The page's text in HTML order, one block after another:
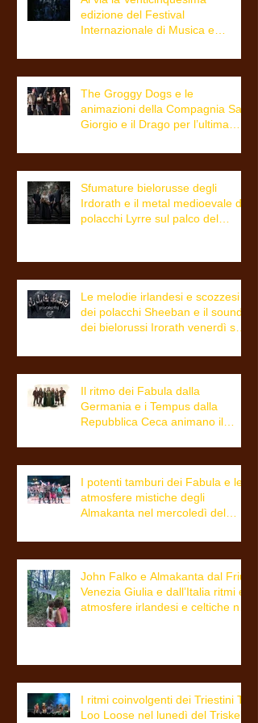
edizione del Festival
Internazionale di Musica e
The Groggy Dogs e le
animazioni della Compagnia San
Giorgio e il Drago per l’ultima
Sfumature bielorusse degli
Irdorath e il metal medioevale dei
polacchi Lyrre sul palco del
Le melodie irlandesi e scozzesi
dei polacchi Sheeban e il sound
dei bielorussi Irorath venerdì sul
Il ritmo dei Fabula dalla
Germania e i Tempus dalla
Repubblica Ceca animano il
I potenti tamburi dei Fabula e le
atmosfere mistiche degli
Almakanta nel mercoledì del
John Falko e Almakanta dal Friuli
Venezia Giulia e dall’Italia ritmi e
atmosfere irlandesi e celtiche nel
I ritmi coinvolgenti dei Triestini To
Loo Loose nel lunedì del Triskell